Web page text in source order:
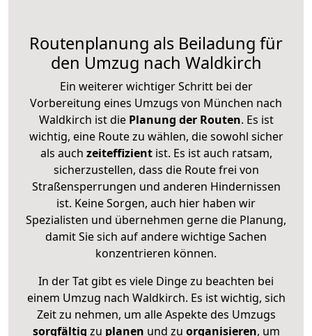
Routenplanung als Beiladung für
den Umzug nach Waldkirch
Ein weiterer wichtiger Schritt bei der
Vorbereitung eines Umzugs von München nach
Waldkirch ist diePlanung der Routen. Es ist
wichtig, eine Route zu wählen, die sowohl sicher
als auch zeiteffizientist. Es ist auch ratsam,
sicherzustellen, dass die Route frei von
Straßensperrungen und anderen Hindernissen
ist. Keine Sorgen, auch hier haben wir
Spezialisten und übernehmen gerne die Planung,
damit Sie sich auf andere wichtige Sachen
konzentrieren können.
In der Tat gibt es viele Dinge zu beachten bei
einem Umzug nach Waldkirch. Es ist wichtig, sich
Zeit zu nehmen, um alle Aspekte des Umzugs
sorgfältig zu planen und zu organisieren, um